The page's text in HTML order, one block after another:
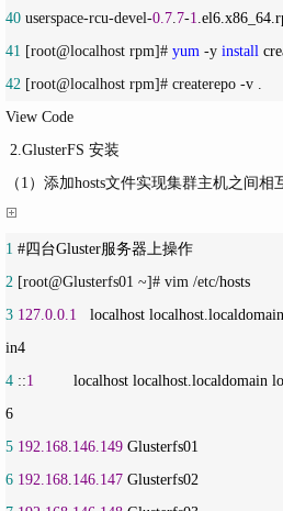
40 userspace-rcu-devel-0.7 7-1
41 [root@localhost rpm]# yum -y install
42 [root@localhost rpm]# createrepo -v .
View Code
2.GlusterFS 安装
（1）添加hosts文件实现集群主机之间相
1
2 [root@Glusterfs01 ~]# vim /etc/
3 127.0 0.1
localhost
4 ::1
localhost localhost.localdomain
5 192.168 146.149
6 192.168 146.147